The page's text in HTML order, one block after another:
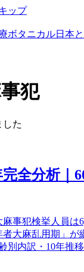
ップ
ボタニカル日本
犯
した
全分析｜
事犯検挙人員は
大麻乱用期」が
別内訳・10年推